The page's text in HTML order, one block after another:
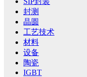
封测
晶圆
工艺技术
材料
设备
陶瓷
IGBT